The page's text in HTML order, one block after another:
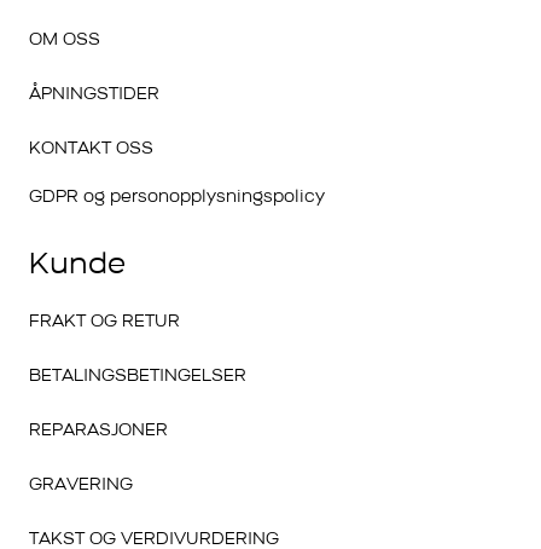
OM OSS
ÅPNINGSTIDER
KONTAKT OSS
GDPR og personopplysningspolicy
Kunde
FRAKT OG RETUR
BETALINGSBETINGELSER
REPARASJONER
GRAVERING
TAKST OG VERDIVURDERING